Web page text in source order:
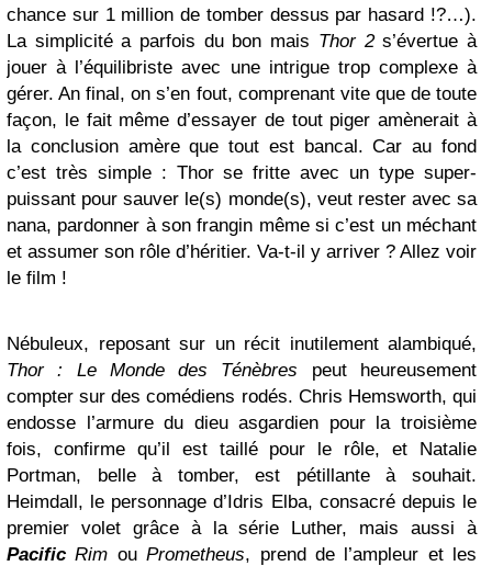
chance sur 1 million de tomber dessus par hasard !?…).
La simplicité a parfois du bon mais Thor 2s’évertue à
jouer à l’équilibriste avec une intrigue trop complexe à
gérer. An final, on s’en fout, comprenant vite que de toute
façon, le fait même d’essayer de tout piger amènerait à
la conclusion amère que tout est bancal. Car au fond
c’est très simple : Thor se fritte avec un type super-
puissant pour sauver le(s) monde(s), veut rester avec sa
nana, pardonner à son frangin même si c’est un méchant
et assumer son rôle d’héritier. Va-t-il y arriver ? Allez voir
le film !
Nébuleux, reposant sur un récit inutilement alambiqué,
Thor : Le Monde des Ténèbres peut heureusement
compter sur des comédiens rodés. Chris Hemsworth, qui
endosse l’armure du dieu asgardien pour la troisième
fois, confirme qu’il est taillé pour le rôle, et Natalie
Portman, belle à tomber, est pétillante à souhait.
Heimdall, le personnage d’Idris Elba, consacré depuis le
premier volet grâce à la série Luther, mais aussi à
Pacific Rim ouPrometheus, prend de l’ampleur et les